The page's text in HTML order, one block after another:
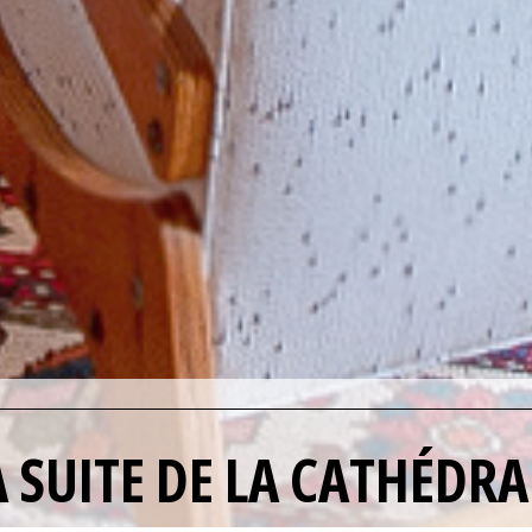
SUITE DE LA